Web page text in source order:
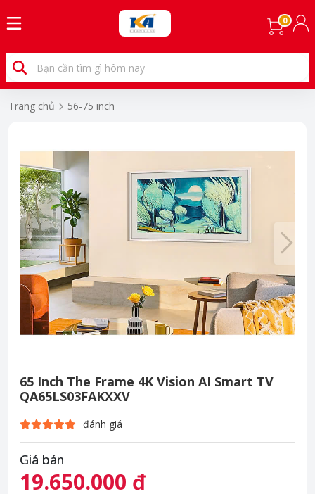
0
Trang chủ 56-75 inch
65 Inch The Frame 4K Vision AI Smart TV
QA65LS03FAKXXV
đánh giá
Giá bán
19.650.000 đ